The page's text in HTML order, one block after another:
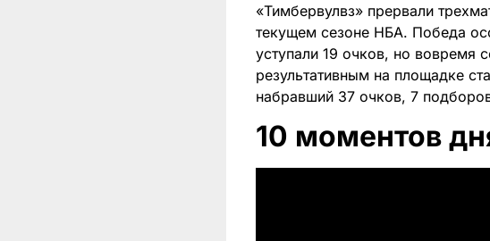
«Тимбервулвз» прервали
текущем сезоне НБА. Победа
уступали 19 очков, но вовремя
результативным на площадке
набравший 37 очков, 7
10 моментов